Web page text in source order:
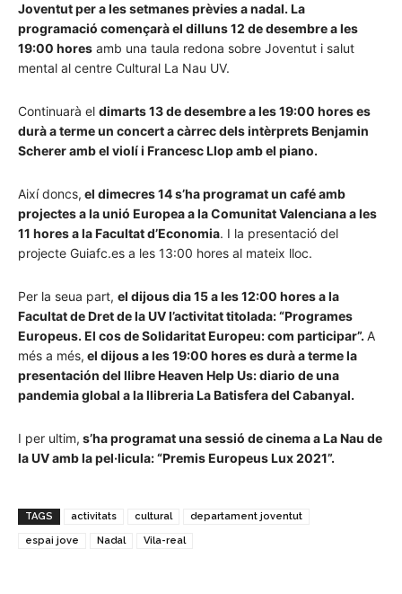
Joventut per a les setmanes prèvies a nadal. La
programació començarà el dilluns 12 de desembre a les
19:00 hores amb una taula redona sobre Joventut i salut
mental al centre Cultural La Nau UV.
Continuarà el dimarts 13 de desembre a les 19:00 hores es
durà a terme un concert a càrrec dels intèrprets Benjamin
Scherer amb el violí i Francesc Llop amb el piano.
Així doncs, el dimecres 14 s’ha programat un café amb
projectes a la unió Europea a la Comunitat Valenciana a les
11 hores a la Facultat d’Economia. I la presentació del
projecte Guiafc.es a les 13:00 hores al mateix lloc.
Per la seua part, el dijous dia 15 a les 12:00 hores a la
Facultat de Dret de la UV l’activitat titolada: “Programes
Europeus. El cos de Solidaritat Europeu: com participar”. A
més a més, el dijous a les 19:00 hores es durà a terme la
presentación del llibre Heaven Help Us: diario de una
pandemia global a la llibreria La Batisfera del Cabanyal.
I per ultim, s’ha programat una sessió de cinema a La Nau de
la UV amb la pel·licula: “Premis Europeus Lux 2021”.
TAGS activitats cultural departament joventut
espai jove Nadal Vila-real